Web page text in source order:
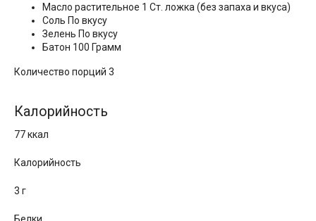
Масло растительное 1 Ст. ложка (без запаха и вкуса)
Соль По вкусу
Зелень По вкусу
Батон 100 Грамм
Количество порций 3
Калорийность
77 ккал
Калорийность
3 г
Белки